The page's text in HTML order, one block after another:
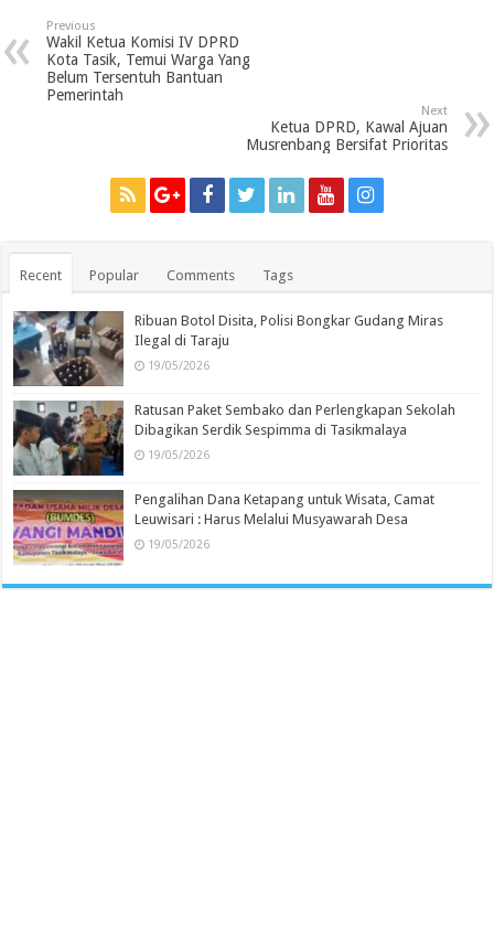
Previous
Wakil Ketua Komisi IV DPRD
Kota Tasik, Temui Warga Yang
Belum Tersentuh Bantuan
Pemerintah
Next
Ketua DPRD, Kawal Ajuan
Musrenbang Bersifat Prioritas
Recent Popular Comments Tags
Ribuan Botol Disita, Polisi Bongkar Gudang Miras
Ilegal di Taraju
19/05/2026
Ratusan Paket Sembako dan Perlengkapan Sekolah
Dibagikan Serdik Sespimma di Tasikmalaya
19/05/2026
Pengalihan Dana Ketapang untuk Wisata, Camat
Leuwisari : Harus Melalui Musyawarah Desa
19/05/2026